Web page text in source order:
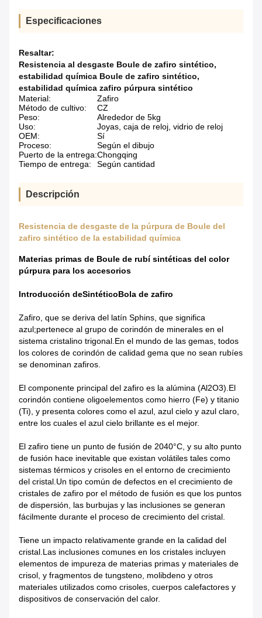
Especificaciones
Resaltar:
Resistencia al desgaste Boule de zafiro sintético,
estabilidad química Boule de zafiro sintético,
estabilidad química zafiro púrpura sintético
Material:
Zafiro
Método de cultivo:
CZ
Peso:
Alrededor de 5kg
Uso:
Joyas, caja de reloj, vidrio de reloj
OEM:
Sí
Proceso:
Según el dibujo
Puerto de la entrega:Chongqing
Tiempo de entrega:
Según cantidad
Descripción
Resistencia de desgaste de la púrpura de Boule del
zafiro sintético de la estabilidad química
Materias primas de Boule de rubí sintéticas del color
púrpura para los accesorios
Introducción deSintéticoBola de zafiro
Zafiro, que se deriva del latín Sphins, que significa
azul;pertenece al grupo de corindón de minerales en el
sistema cristalino trigonal.En el mundo de las gemas, todos
los colores de corindón de calidad gema que no sean rubíes
se denominan zafiros.
El componente principal del zafiro es la alúmina (Al2O3).El
corindón contiene oligoelementos como hierro (Fe) y titanio
(Ti), y presenta colores como el azul, azul cielo y azul claro,
entre los cuales el azul cielo brillante es el mejor.
El zafiro tiene un punto de fusión de 2040°C, y su alto punto
de fusión hace inevitable que existan volátiles tales como
sistemas térmicos y crisoles en el entorno de crecimiento
del cristal.Un tipo común de defectos en el crecimiento de
cristales de zafiro por el método de fusión es que los puntos
de dispersión, las burbujas y las inclusiones se generan
fácilmente durante el proceso de crecimiento del cristal.
Tiene un impacto relativamente grande en la calidad del
cristal.Las inclusiones comunes en los cristales incluyen
elementos de impureza de materias primas y materiales de
crisol, y fragmentos de tungsteno, molibdeno y otros
materiales utilizados como crisoles, cuerpos calefactores y
dispositivos de conservación del calor.